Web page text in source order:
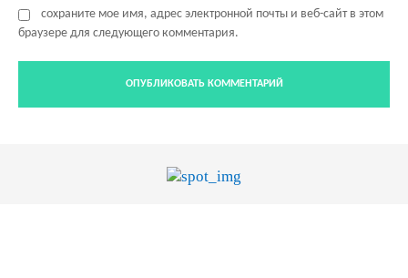
сохраните мое имя, адрес электронной почты и веб-сайт в этом
браузере для следующего комментария.